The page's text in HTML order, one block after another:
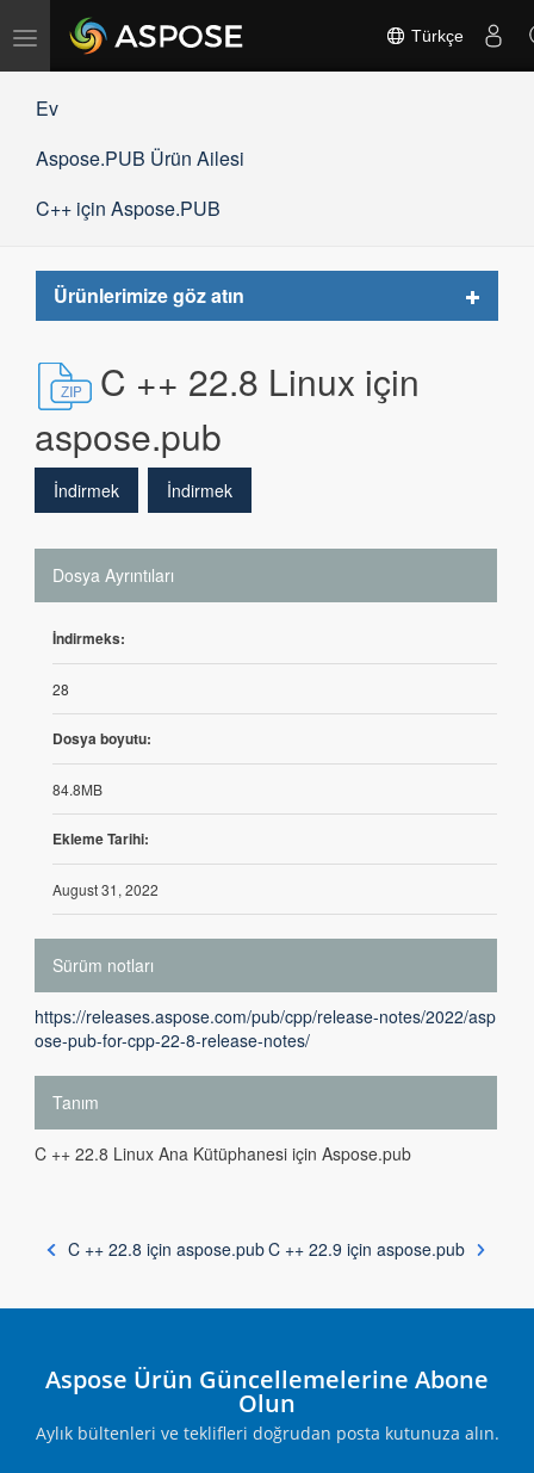
Gezinmeyi
Türkçe
Ev
Aspose.PUB Ürün Ailesi
C++ için Aspose.PUB
Ürünlerimize göz atın
Toggle
C ++ 22.8 Linux için
aspose.pub
İndirmek İndirmek
Dosya Ayrıntıları
İndirmeks:
28
Dosya boyutu:
84.8MB
Ekleme Tarihi:
August 31, 2022
Sürüm notları
https://releases.aspose.com/pub/cpp/release-notes/2022/asp
ose-pub-for-cpp-22-8-release-notes/
Tanım
C ++ 22.8 Linux Ana Kütüphanesi için Aspose.pub
C ++ 22.8 için aspose.pubC ++ 22.9 için aspose.pub
Aspose Ürün Güncellemelerine Abone
Olun
Aylık bültenleri ve teklifleri doğrudan posta kutunuza alın.